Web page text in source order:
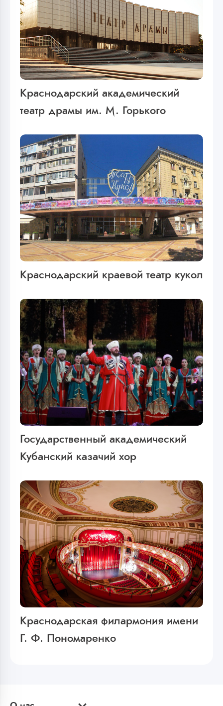
Краснодарский академический
театр драмы им. М. Горького
Краснодарский краевой театр кукол
Государственный академический
Кубанский казачий хор
Краснодарская филармония имени
Г. Ф. Пономаренко